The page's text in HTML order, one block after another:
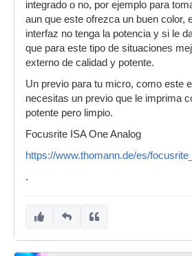
integrado o no, por ejemplo para
aun que este ofrezca un buen color,
interfaz no tenga la potencia y si le
que para este tipo de situaciones
externo de calidad y potente.
Un previo para tu micro, como este
necesitas un previo que le imprima
potente pero limpio.
Focusrite ISA One Analog
https://www.thomann.de/es/
.